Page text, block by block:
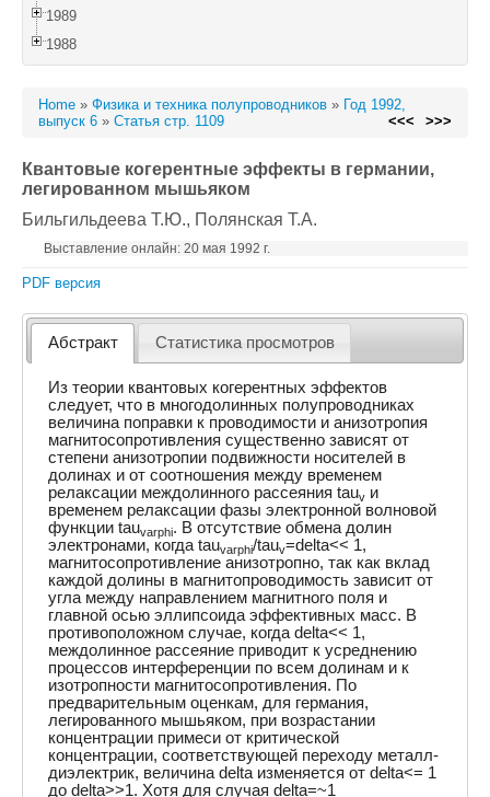
1989
1988
Home » Физика и техника полупроводников » Год 1992,
выпуск 6 » Статья стр. 1109 <<< >>>
Квантовые когерентные эффекты в германии,
легированном мышьяком
Бильгильдеева Т.Ю., Полянская Т.А.
Выставление онлайн: 20 мая 1992 г.
PDF версия
Абстракт Статистика просмотров
Из теории квантовых когерентных эффектов
следует, что в многодолинных полупроводниках
величина поправки к проводимости и анизотропия
магнитосопротивления существенно зависят от
степени анизотропии подвижности носителей в
долинах и от соотношения между временем
релаксации междолинного рассеяния tauv и
временем релаксации фазы электронной волновой
функции tauvarphi. В отсутствие обмена долин
электронами, когда tauvarphi/tauv=delta<< 1,
магнитосопротивление анизотропно, так как вклад
каждой долины в магнитопроводимость зависит от
угла между направлением магнитного поля и
главной осью эллипсоида эффективных масс. В
противоположном случае, когда delta<< 1,
междолинное рассеяние приводит к усреднению
процессов интерференции по всем долинам и к
изотропности магнитосопротивления. По
предварительным оценкам, для германия,
легированного мышьяком, при возрастании
концентрации примеси от критической
концентрации, соответствующей переходу металл-
диэлектрик, величина delta изменяется от delta<= 1
до delta>>1. Хотя для случая delta=~1